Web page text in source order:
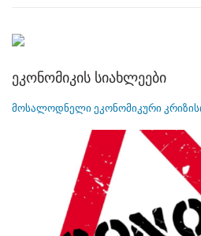
ეკონომიკის სიახლეები
მოსალოდნელი ეკონომიკური